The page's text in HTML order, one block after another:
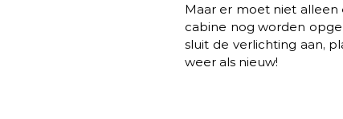
Maar er moet niet
cabine nog worden
sluit de verlichting aan,
weer als nieuw!